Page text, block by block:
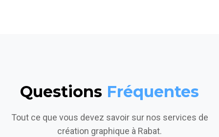
Questions Fréquentes
Tout ce que vous devez savoir sur nos services de
création graphique à Rabat.